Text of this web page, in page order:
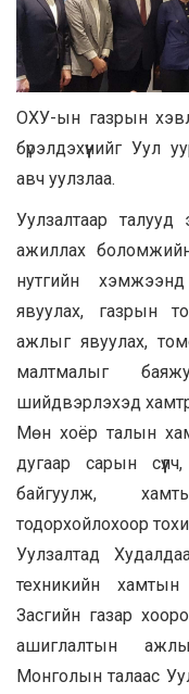
ОХУ-ын газрын
бүрэлдэхүүнийг Уул
авч уулзлаа.
Уулзалтаар талууд
ажиллах
нутгийн
явуулах, газрын
ажлыг явуулах,
малтмалыг
шийдвэрлэхэд
Мөн хоёр талын
дугаар сарын
байгуулж,
тодорхойлохоор
Уулзалтад
техникийн
Засгийн газар
ашиглалтын
Монголын талаас